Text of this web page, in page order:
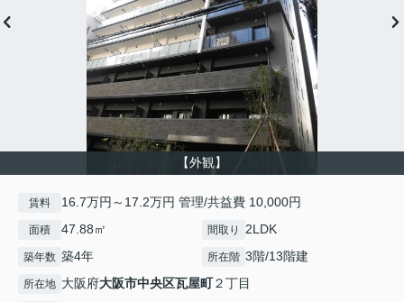
【外観】
賃料 16.7万円～17.2万円 管理/共益費 10,000円
面積 47.88㎡ 間取り 2LDK
築年数 築4年 所在階 3階/13階建
所在地 大阪府大阪市中央区瓦屋町２丁目